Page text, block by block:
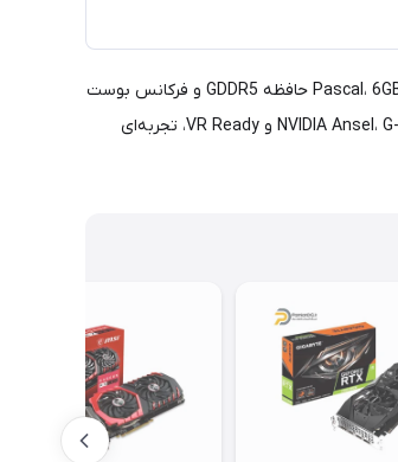
ZOTAC GeForce GTX 1060 AMP Edition یک گزینه عالی برای افرادی است که به دنبال خرید کارت گرافیک استوک با عملکرد مناسب هستند. این کارت با معماری Pascal، 6GB حافظه GDDR5 و فرکانس بوست
1771 مگاهرتز، بازی‌های 1080p را به خوبی اجرا می‌کند. سیستم خنک‌کننده IceStorm عملکرد پایدار و دمای بهینه را تضمین می‌کند. همچنین، با پشتیبانی از NVIDIA Ansel، G-Sync و VR Ready، تجربه‌ای